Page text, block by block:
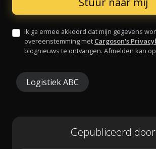
Ik ga ermee akkoord dat mijn gegevens
overeenstemming met Cargoson's
blognieuws te ontvangen. Afmelden kan
Logistiek ABC
Gepubliceerd door